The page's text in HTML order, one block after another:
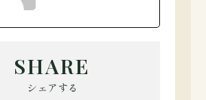
SHARE
シェアする